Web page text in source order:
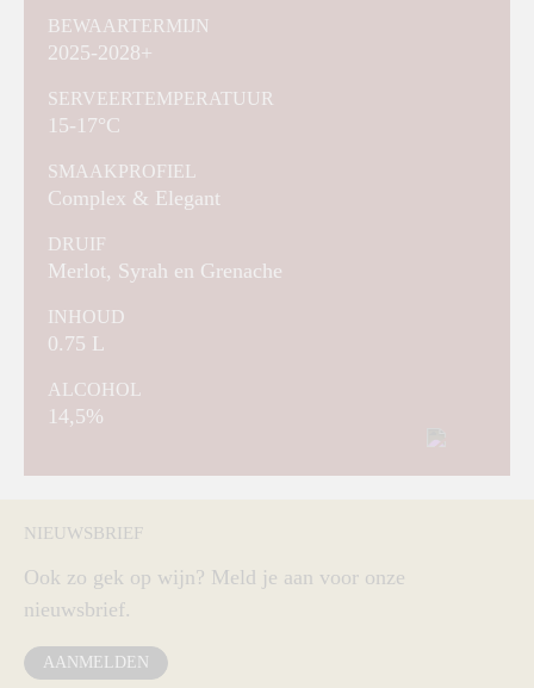
BEWAARTERMIJN
2025-2028+
SERVEERTEMPERATUUR
15-17°C
SMAAKPROFIEL
Complex & Elegant
DRUIF
Merlot, Syrah en Grenache
INHOUD
0.75 L
ALCOHOL
14,5%
NIEUWSBRIEF
Ook zo gek op wijn? Meld je aan voor onze
nieuwsbrief.
AANMELDEN